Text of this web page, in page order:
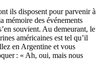
ils disposent pour parvenir à
mémoire des événements
souvient. Au demeurant, le
américaines est tel qu’il
en Argentine et vous
: « Ah, oui, mais nous